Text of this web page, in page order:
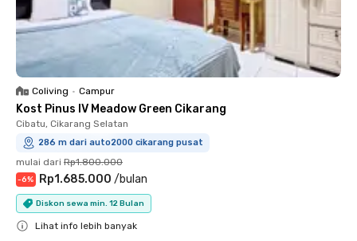
Coliving • Campur
Kost Pinus IV Meadow Green Cikarang
Cibatu, Cikarang Selatan
286 m dari auto2000 cikarang pusat
mulai dari Rp1.800.000
-6% Rp1.685.000 /bulan
Diskon sewa min. 12 Bulan
Lihat info lebih banyak